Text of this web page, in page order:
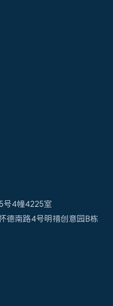
号4幢4225室
德南路4号明禧创意园B栋